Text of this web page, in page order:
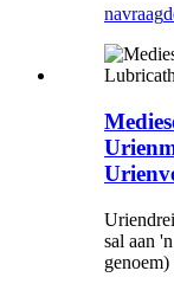
navraag
sal aan